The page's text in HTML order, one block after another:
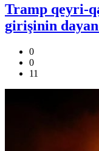
Tramp qeyri-
girişinin
0
0
11